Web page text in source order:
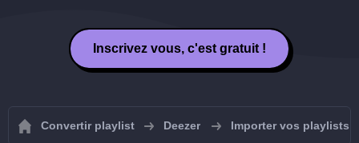
Inscrivez vous, c'est gratuit !
Convertir playlist Deezer Importer vos playlists